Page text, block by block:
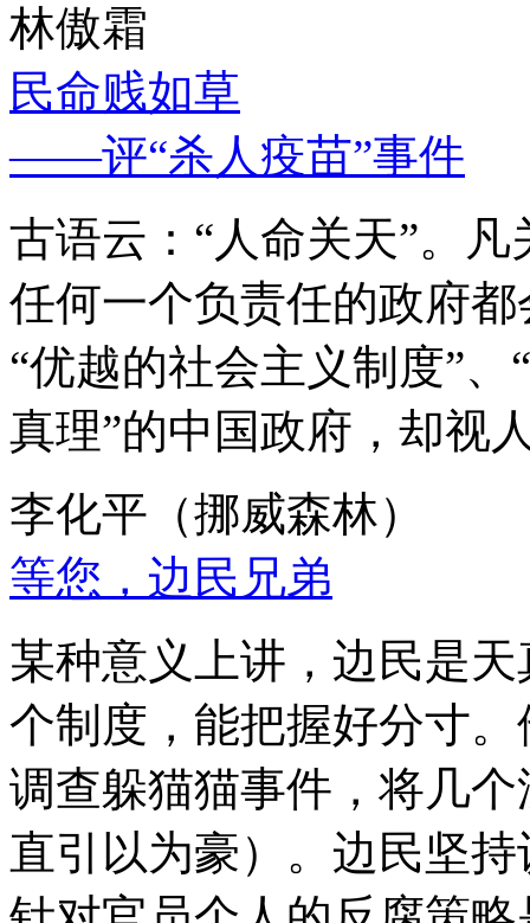
林傲霜
民命贱如草
——评“杀人疫苗”事件
古语云：“人命关天”。
任何一个负责任的政府
“优越的社会主义制度”
真理”的中国政府，却视
李化平（挪威森林）
等您，边民兄弟
某种意义上讲，边民是
个制度，能把握好分寸
调查躲猫猫事件，将几
直引以为豪）。边民坚